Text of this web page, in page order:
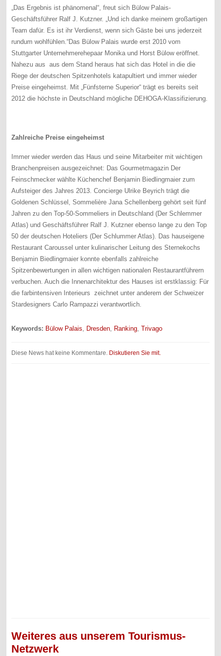
„Das Ergebnis ist phänomenal“, freut sich Bülow Palais-
Geschäftsführer Ralf J. Kutzner. „Und ich danke meinem großartigen
Team dafür. Es ist ihr Verdienst, wenn sich Gäste bei uns jederzeit
rundum wohlfühlen.“Das Bülow Palais wurde erst 2010 vom
Stuttgarter Unternehmerehepaar Monika und Horst Bülow eröffnet.
Nahezu aus aus dem Stand heraus hat sich das Hotel in die die
Riege der deutschen Spitzenhotels katapultiert und immer wieder
Preise eingeheimst. Mit „Fünfsterne Superior“ trägt es bereits seit
2012 die höchste in Deutschland mögliche DEHOGA-Klassifizierung.
Zahlreiche Preise eingeheimst
Immer wieder werden das Haus und seine Mitarbeiter mit wichtigen
Branchenpreisen ausgezeichnet: Das Gourmetmagazin Der
Feinschmecker wählte Küchenchef Benjamin Biedlingmaier zum
Aufsteiger des Jahres 2013. Concierge Ulrike Beyrich trägt die
Goldenen Schlüssel, Sommelière Jana Schellenberg gehört seit fünf
Jahren zu den Top-50-Sommeliers in Deutschland (Der Schlemmer
Atlas) und Geschäftsführer Ralf J. Kutzner ebenso lange zu den Top
50 der deutschen Hoteliers (Der Schlummer Atlas). Das hauseigene
Restaurant Caroussel unter kulinarischer Leitung des Sternekochs
Benjamin Biedlingmaier konnte ebenfalls zahlreiche
Spitzenbewertungen in allen wichtigen nationalen Restaurantführern
verbuchen. Auch die Innenarchitektur des Hauses ist erstklassig: Für
die farbintensiven Interieurs zeichnet unter anderem der Schweizer
Stardesigners Carlo Rampazzi verantwortlich.
Keywords: Bülow Palais Dresden Ranking ,Trivago
Diese News hat keine Kommentare. Diskutieren Sie mit.
Weiteres aus unserem Tourismus-
Netzwerk